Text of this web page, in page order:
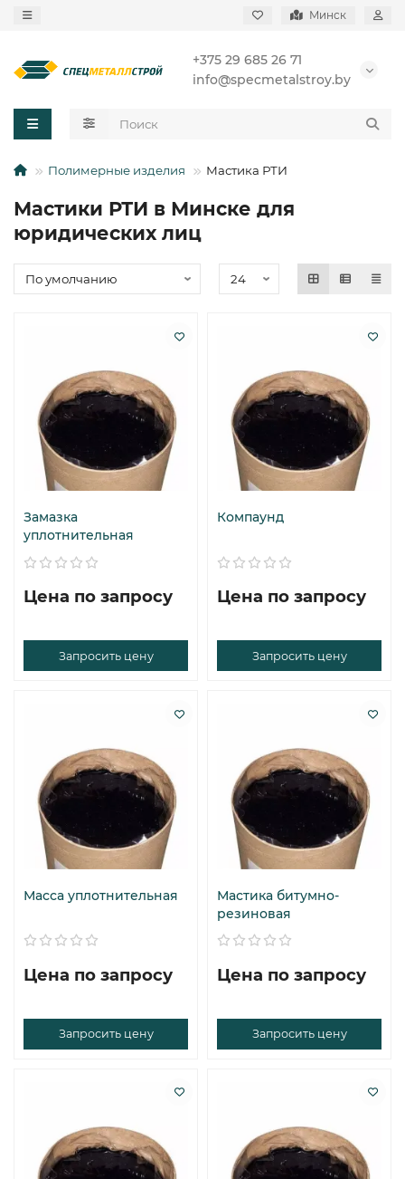
Минск
+375 29 685 26 71
info@specmetalstroy.by
Полимерные изделия Мастика РТИ
Мастики РТИ в Минске для
юридических лиц
Замазка
уплотнительная
Цена по запросу
Запросить цену
Компаунд
Цена по запросу
Запросить цену
Масса уплотнительная
Цена по запросу
Запросить цену
Мастика битумно-
резиновая
Цена по запросу
Запросить цену